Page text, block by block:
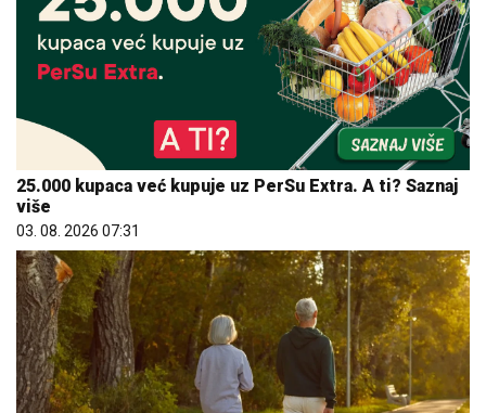
25.000 kupaca već kupuje uz PerSu Extra. A ti? Saznaj
više
03. 08. 2026 07:31